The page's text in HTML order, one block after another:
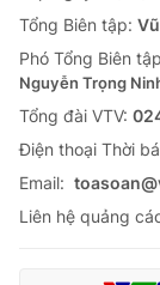
Tổng Biên tập:
Phó Tổng Biên
Nguyễn Trọng
Tổng đài VTV:
Ðiện thoại Thời
Email:
Liên hệ quảng